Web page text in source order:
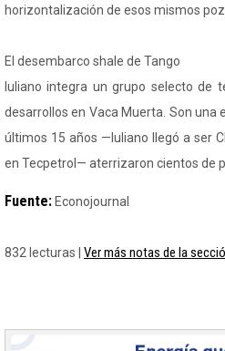
horizontalización de esos mismos
El desembarco shale de Tango
Iuliano integra un grupo selecto de
desarrollos en Vaca Muerta. Son una
últimos 15 años —Iuliano llegó a ser
en Tecpetrol— aterrizaron cientos de
Fuente: Econojournal
832 lecturas | Ver más notas de la